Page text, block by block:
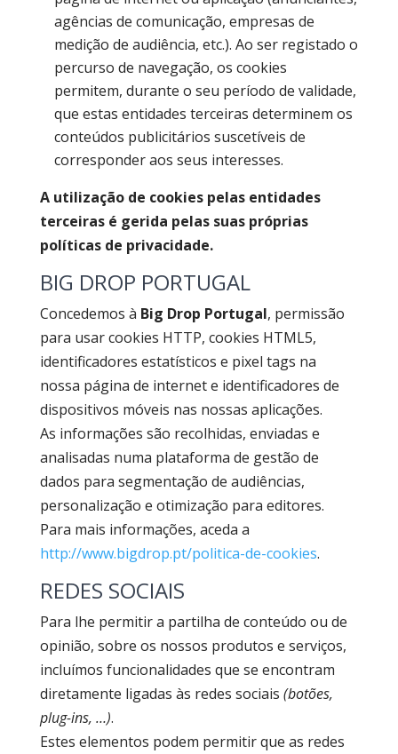
agências de comunicação, empresas de
medição de audiência, etc.). Ao ser registado o
percurso de navegação, os cookies
permitem, durante o seu período de validade,
que estas entidades terceiras determinem os
conteúdos publicitários suscetíveis de
corresponder aos seus interesses.
A utilização de cookies pelas entidades
terceiras é gerida pelas suas próprias
políticas de privacidade.
BIG DROP PORTUGAL
Concedemos à Big Drop Portugal, permissão
para usar cookies HTTP, cookies HTML5,
identificadores estatísticos e pixel tags na
nossa página de internet e identificadores de
dispositivos móveis nas nossas aplicações.
As informações são recolhidas, enviadas e
analisadas numa plataforma de gestão de
dados para segmentação de audiências,
personalização e otimização para editores.
Para mais informações, aceda a
http://www.bigdrop.pt/politica-de-cookies.
REDES SOCIAIS
Para lhe permitir a partilha de conteúdo ou de
opinião, sobre os nossos produtos e serviços,
incluímos funcionalidades que se encontram
diretamente ligadas às redes sociais (botões,
plug-ins, …).
Estes elementos podem permitir que as redes